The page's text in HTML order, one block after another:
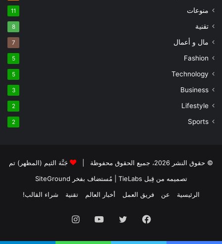
منوعات 11
تقنية 8
مال و أعمال 7
Fashion
5
Technology
5
Business
3
Lifestyle
2
Sports
2
© حقوق النشر 2026، جميع الحقوق محفوظة |
جَنَّة الثيم (المظهر) تم
تصميمه من قِبل TieLabs
| مُستضاف بفخر SiteGround
الرئيسية
عن فريق العمل أخبار العالم تقنية شراء القالب!
فيسبوك تويتر يوتيوب